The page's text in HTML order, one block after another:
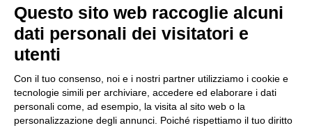
Connettività per l'Hospitality
Protezione a 360°
Comunicazione Smart
Questo sito web raccoglie alcuni
dati personali dei visitatori e
utenti
Con il tuo consenso, noi e i nostri partner utilizziamo i cookie e
tecnologie simili per archiviare, accedere ed elaborare i dati
personali come, ad esempio, la visita al sito web o la
personalizzazione degli annunci. Poiché rispettiamo il tuo diritto